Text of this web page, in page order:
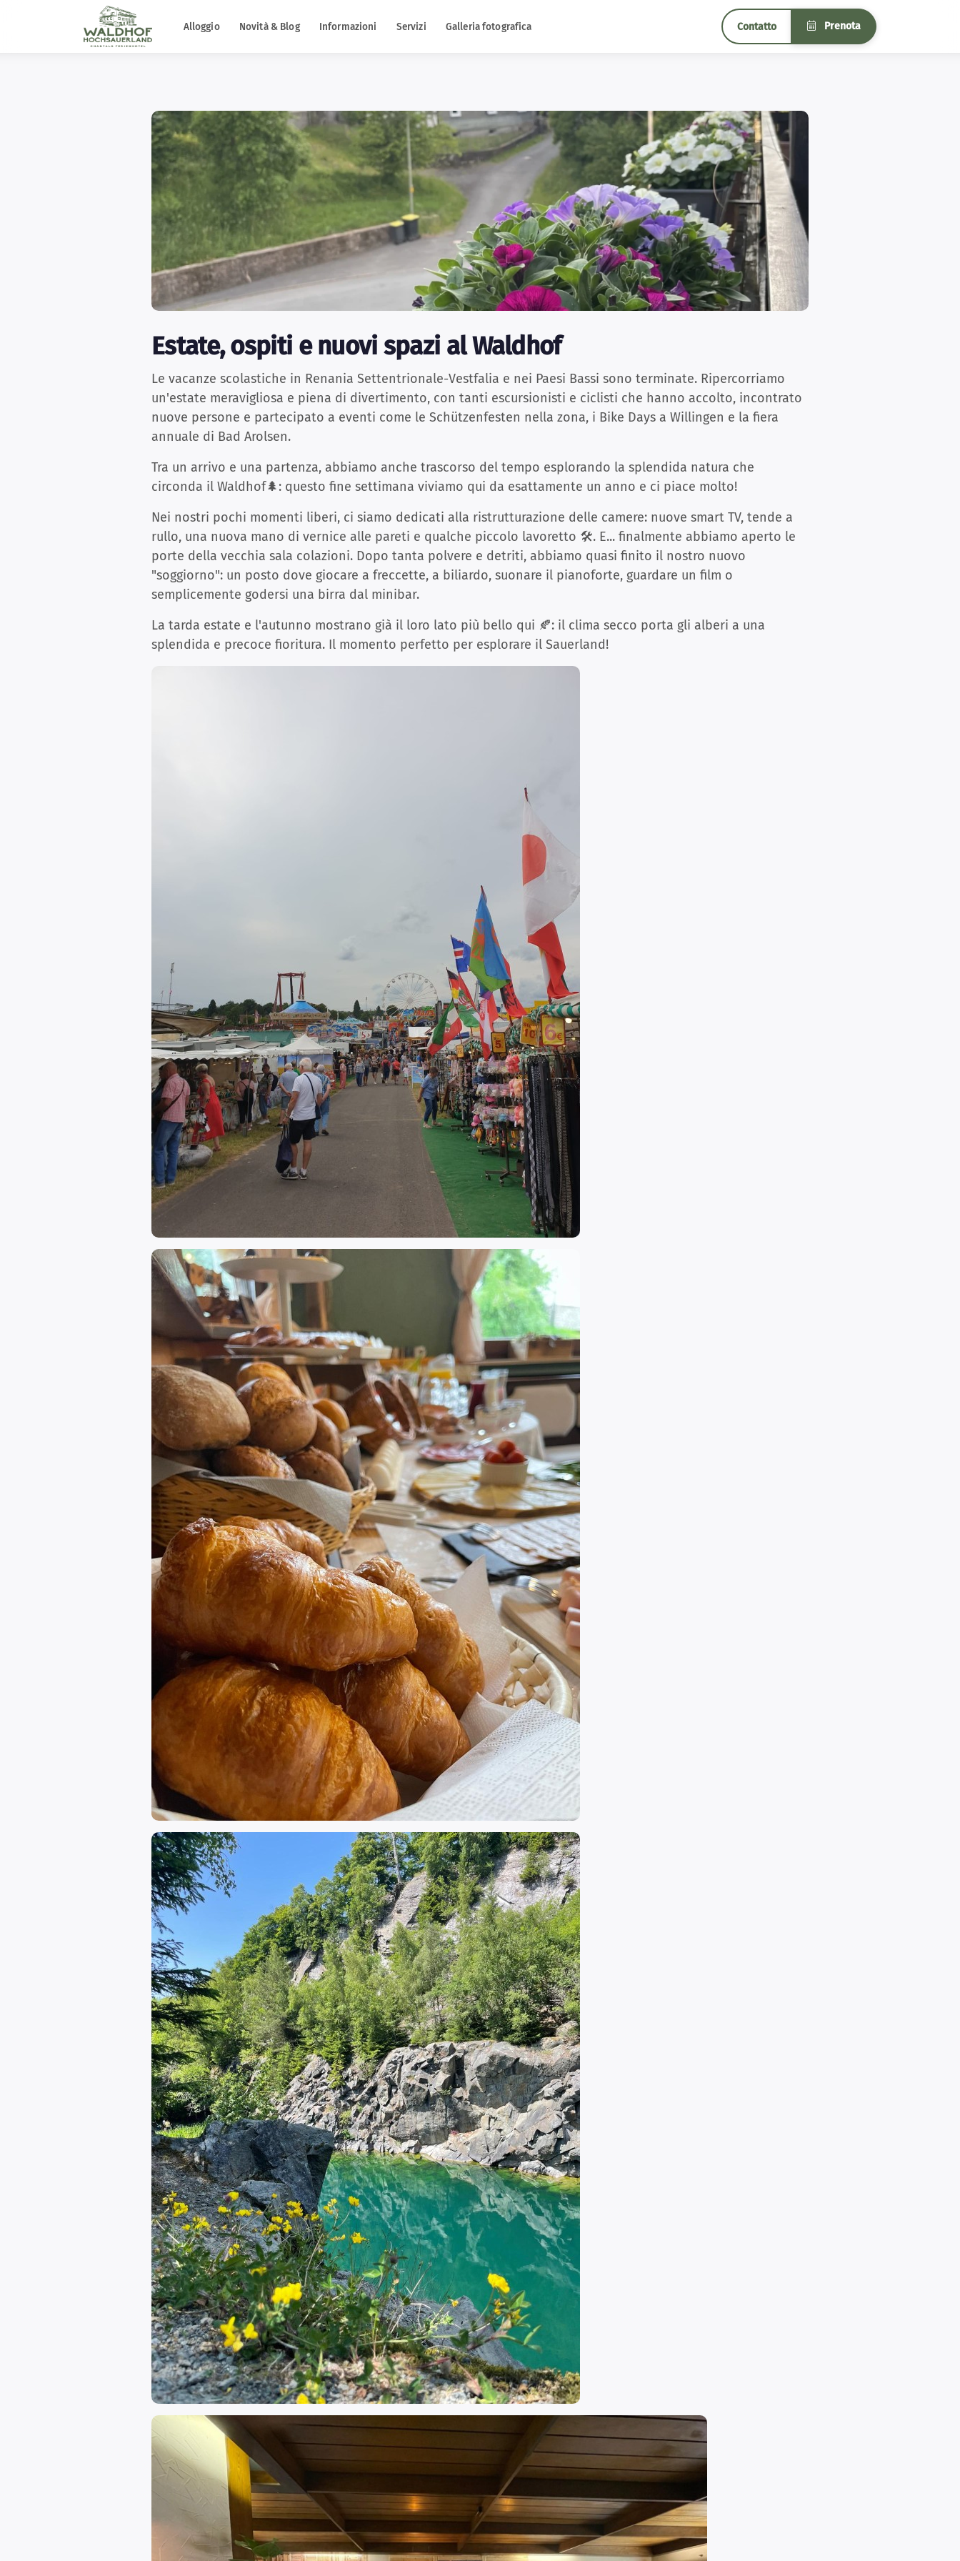
Alloggio Novità & Blog Informazioni Servizi Galleria fotografica Contatto Prenota
Estate, ospiti e nuovi spazi al Waldhof
Le vacanze scolastiche in Renania Settentrionale-Vestfalia e nei Paesi Bassi sono terminate. Ripercorriamo
un'estate meravigliosa e piena di divertimento, con tanti escursionisti e ciclisti che hanno accolto, incontrato
nuove persone e partecipato a eventi come le Schützenfesten nella zona, i Bike Days a Willingen e la fiera
annuale di Bad Arolsen.
Tra un arrivo e una partenza, abbiamo anche trascorso del tempo esplorando la splendida natura che
circonda il Waldhof🌲: questo fine settimana viviamo qui da esattamente un anno e ci piace molto!
Nei nostri pochi momenti liberi, ci siamo dedicati alla ristrutturazione delle camere: nuove smart TV, tende a
rullo, una nuova mano di vernice alle pareti e qualche piccolo lavoretto 🛠️. E... finalmente abbiamo aperto le
porte della vecchia sala colazioni. Dopo tanta polvere e detriti, abbiamo quasi finito il nostro nuovo
"soggiorno": un posto dove giocare a freccette, a biliardo, suonare il pianoforte, guardare un film o
semplicemente godersi una birra dal minibar.
La tarda estate e l'autunno mostrano già il loro lato più bello qui 🍂: il clima secco porta gli alberi a una
splendida e precoce fioritura. Il momento perfetto per esplorare il Sauerland!